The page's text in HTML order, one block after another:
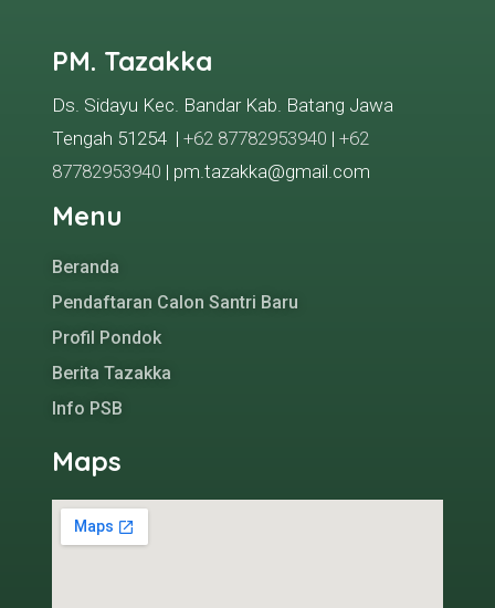
PM. Tazakka
Ds. Sidayu Kec. Bandar Kab. Batang Jawa
Tengah 51254 | +62 87782953940 | +62
87782953940 | pm.tazakka@gmail.com
Menu
Beranda
Pendaftaran Calon Santri Baru
Profil Pondok
Berita Tazakka
Info PSB
Maps